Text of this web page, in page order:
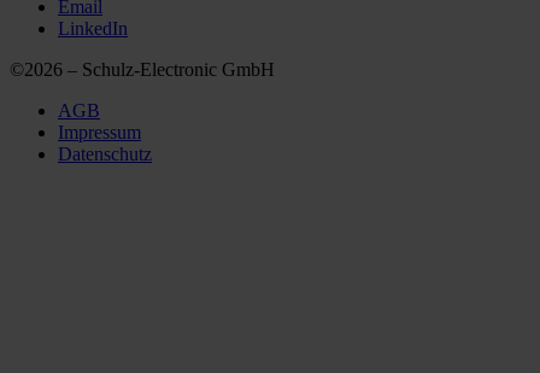
Email
LinkedIn
©2026 – Schulz-Electronic GmbH
AGB
Impressum
Datenschutz